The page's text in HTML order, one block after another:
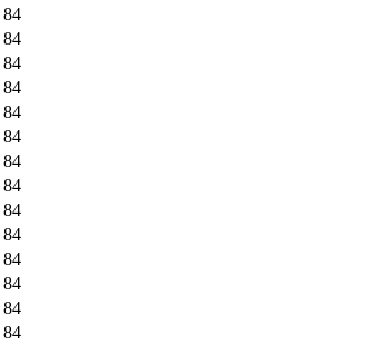
84
84
84
84
84
84
84
84
84
84
84
84
84
84